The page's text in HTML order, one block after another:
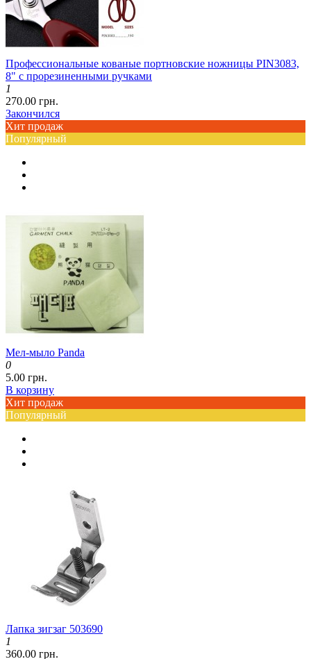
Профессиональные кованые портновские ножницы PIN3083,
8" с прорезиненными ручками
1
270.00 грн.
Закончился
Хит продаж
Популярный
Мел-мыло Panda
0
5.00 грн.
В корзину
Хит продаж
Популярный
Лапка зигзаг 503690
1
360.00 грн.